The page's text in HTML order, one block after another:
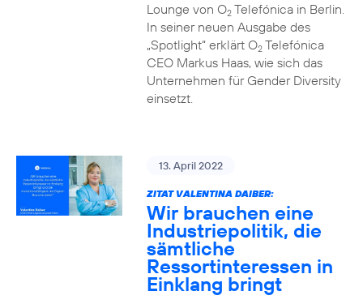
Lounge von O2Telefónica in Berlin.
In seiner neuen Ausgabe des
„Spotlight“ erklärt O2Telefónica
CEO Markus Haas, wie sich das
Unternehmen für Gender Diversity
einsetzt.
13. April 2022
ZITAT VALENTINA DAIBER:
Wir brauchen eine
Industriepolitik, die
sämtliche
Ressortinteressen in
Einklang bringt